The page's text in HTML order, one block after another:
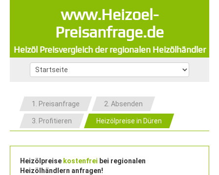
www.Heizoel-
Preisanfrage.de
Heizöl Preisvergleich der regionalen Heizölhändler
1. Preisanfrage 2. Absenden
3. Profitieren Heizölpreise in Düren
Heizölpreise kostenfrei bei regionalen
Heizölhändlern anfragen!